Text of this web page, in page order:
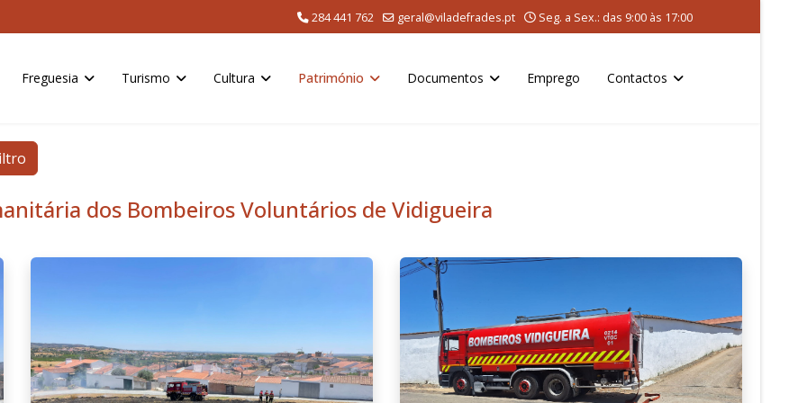
284 441 762 geral@viladefrades.pt Seg. a Sex.: das 9:00 às 17:00
Freguesia Turismo Cultura Património Documentos Emprego Contactos
dos Bombeiros Voluntários de Vidigueira